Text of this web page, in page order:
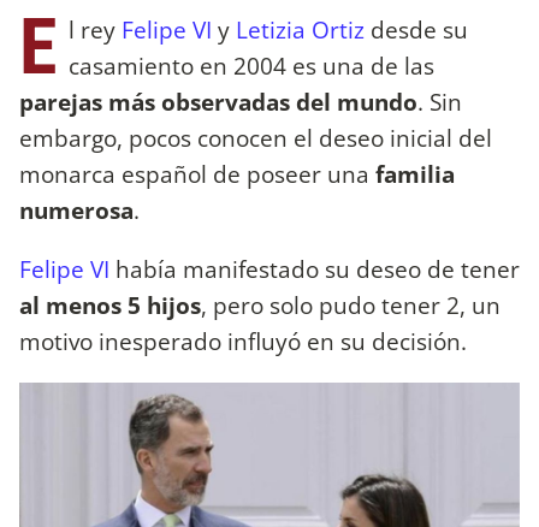
E l rey Felipe VI y Letizia Ortiz desde su
casamiento en 2004 es una de las
parejas más observadas del mundo. Sin
embargo, pocos conocen el deseo inicial del
monarca español de poseer una familia
numerosa.
Felipe VI había manifestado su deseo de tener
al menos 5 hijos, pero solo pudo tener 2, un
motivo inesperado influyó en su decisión.